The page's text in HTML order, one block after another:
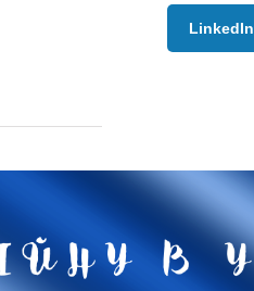
LinkedIn